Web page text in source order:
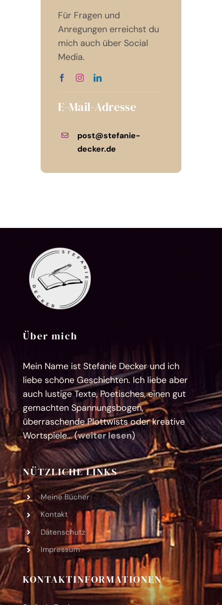
Für Fragen und
Anregungen erreichst du
mich auch über Social
Media.
E-Mail-Adresse
post@stefanie-
decker.de
Über mich
Mein Name ist Stefanie Decker und ich
liebe schöne Geschichten. Ich liebe aber
auch lustige Texte, Poetisches, einen gut
gemachten Spannungsbogen,
überraschende Plottwists oder kreative
Wortspiele… (weiter lesen)
NÜTZLICHE LINKS
Meine Bücher
Kontakt
Datenschutz
Impressum
KONTAKTINFORMATIONEN